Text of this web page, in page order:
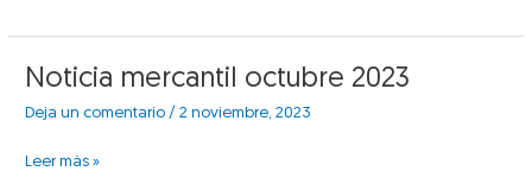
Noticia mercantil octubre 2023
Deja un comentario /2 noviembre, 2023
Noticia
octubre
Leer más »